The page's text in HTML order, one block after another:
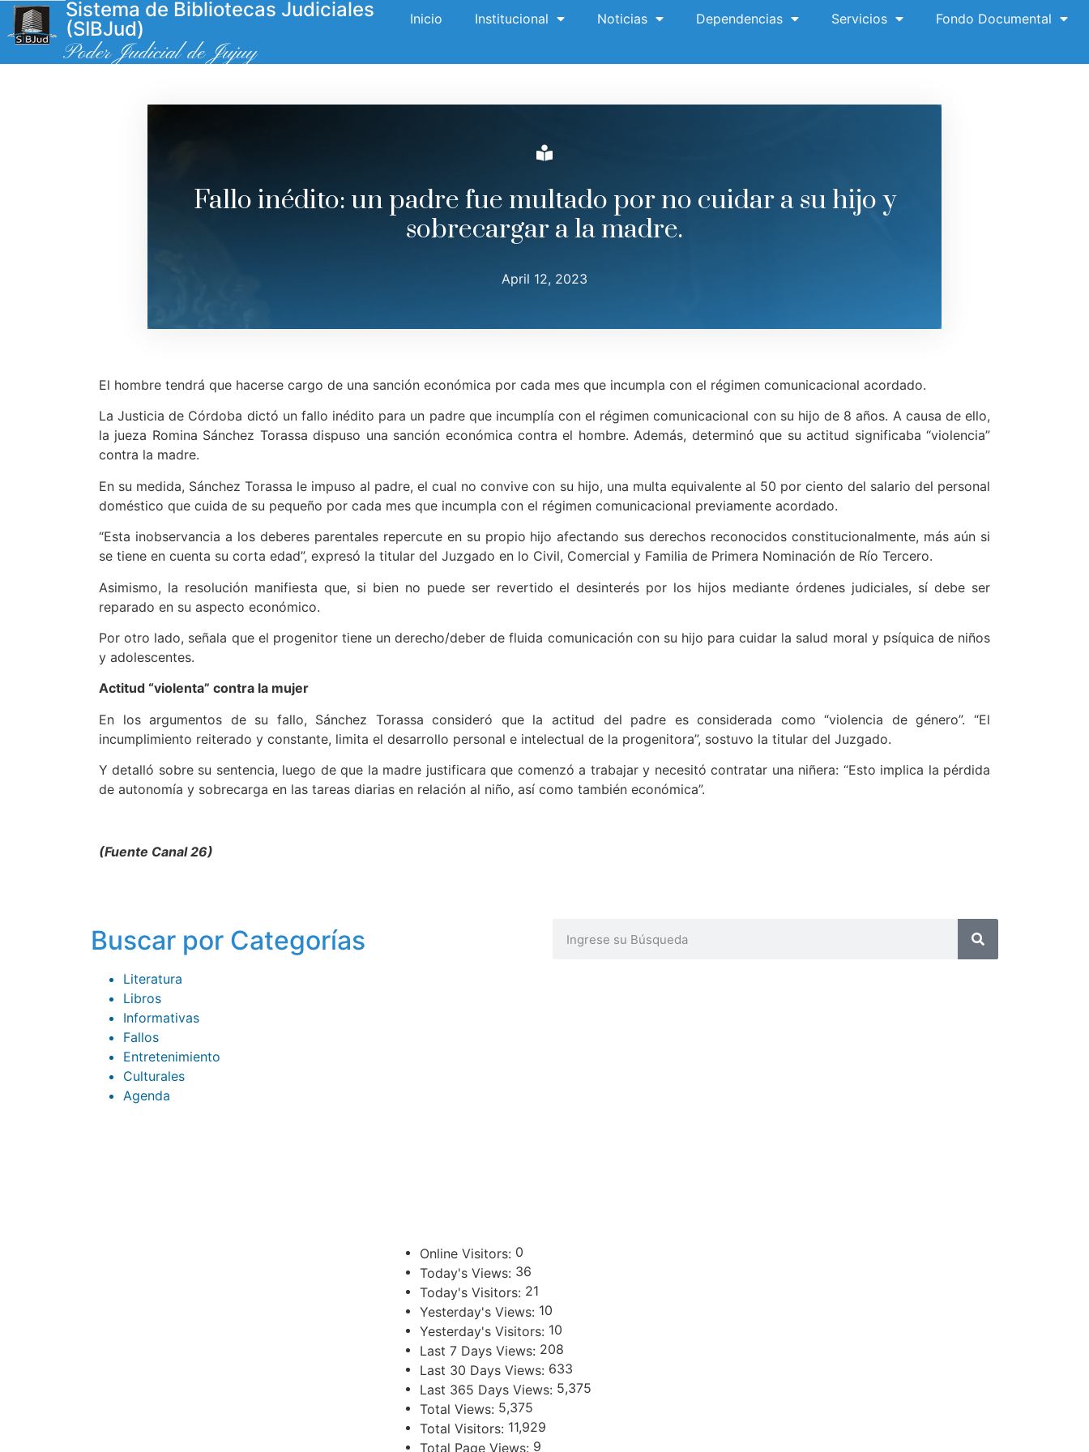
Sistema de Bibliotecas Judiciales
(SIBJud)
Poder Judicial de Jujuy
Inicio Institucional Noticias Dependencias Servicios Fondo Documental
Fallo inédito: un padre fue multado por no cuidar a su hijo y
sobrecargar a la madre.
April 12, 2023
El hombre tendrá que hacerse cargo de una sanción económica por cada mes que incumpla con el régimen comunicacional acordado.
La Justicia de Córdoba dictó un fallo inédito para un padre que incumplía con el régimen comunicacional con su hijo de 8 años. A causa de ello,
la jueza Romina Sánchez Torassa dispuso una sanción económica contra el hombre. Además, determinó que su actitud significaba “violencia”
contra la madre.
En su medida, Sánchez Torassa le impuso al padre, el cual no convive con su hijo, una multa equivalente al 50 por ciento del salario del personal
doméstico que cuida de su pequeño por cada mes que incumpla con el régimen comunicacional previamente acordado.
“Esta inobservancia a los deberes parentales repercute en su propio hijo afectando sus derechos reconocidos constitucionalmente, más aún si
se tiene en cuenta su corta edad”, expresó la titular del Juzgado en lo Civil, Comercial y Familia de Primera Nominación de Río Tercero.
Asimismo, la resolución manifiesta que, si bien no puede ser revertido el desinterés por los hijos mediante órdenes judiciales, sí debe ser
reparado en su aspecto económico.
Por otro lado, señala que el progenitor tiene un derecho/deber de fluida comunicación con su hijo para cuidar la salud moral y psíquica de niños
y adolescentes.
Actitud “violenta” contra la mujer
En los argumentos de su fallo, Sánchez Torassa consideró que la actitud del padre es considerada como “violencia de género”. “El
incumplimiento reiterado y constante, limita el desarrollo personal e intelectual de la progenitora”, sostuvo la titular del Juzgado.
Y detalló sobre su sentencia, luego de que la madre justificara que comenzó a trabajar y necesitó contratar una niñera: “Esto implica la pérdida
de autonomía y sobrecarga en las tareas diarias en relación al niño, así como también económica”.
(Fuente Canal 26)
Buscar por Categorías
Literatura
Libros
Informativas
Fallos
Entretenimiento
Culturales
Agenda
Online Visitors: 0
Today's Views: 36
Today's Visitors: 21
Yesterday's Views: 10
Yesterday's Visitors: 10
Last 7 Days Views: 208
Last 30 Days Views: 633
Last 365 Days Views: 5,375
Total Views: 5,375
Total Visitors: 11,929
Total Page Views: 9